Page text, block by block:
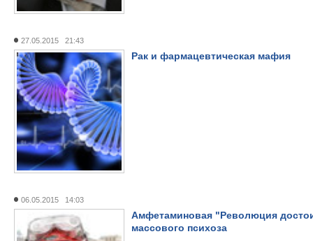
27.05.2015 21:43
Рак и фармацевтическая мафия
06.05.2015 14:03
Амфетаминовая "Революция
массового психоза